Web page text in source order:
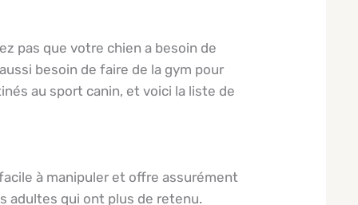
pas que votre chien a besoin de
besoin de faire de la gym pour
au sport canin, et voici la liste de
à manipuler et offre assurément
adultes qui ont plus de retenu.